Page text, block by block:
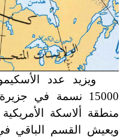
ويعيش القسم الباقي